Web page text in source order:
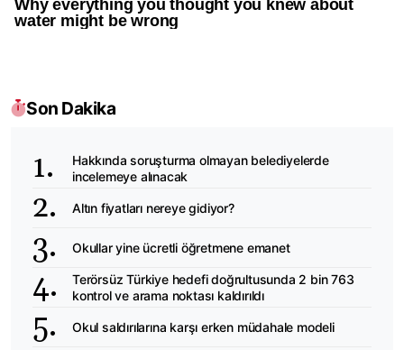
Son Dakika
Hakkında soruşturma olmayan belediyelerde
incelemeye alınacak
Altın fiyatları nereye gidiyor?
Okullar yine ücretli öğretmene emanet
Terörsüz Türkiye hedefi doğrultusunda 2 bin 763
kontrol ve arama noktası kaldırıldı
Okul saldırılarına karşı erken müdahale modeli